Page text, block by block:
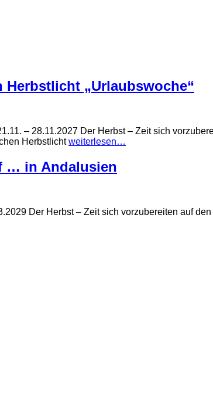
Herbstlicht „Urlaubswoche“
– 28.11.2027 Der Herbst – Zeit sich
Herbstlichtweiterlesen…
… in Andalusien
Der Herbst – Zeit sich vorzubereiten auf